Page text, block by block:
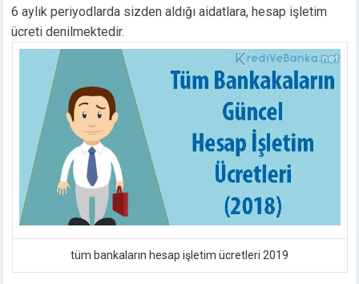
panel
panel
panel
panel
panel
panel
panel
panel
panel
panel
6 aylık periyodlarda sizden aldığı aidatlara, hesap işletim
ücreti denilmektedir.
tüm bankaların hesap işletim ücretleri 2019